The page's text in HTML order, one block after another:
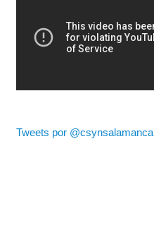
Tweets por @csynsalamanca